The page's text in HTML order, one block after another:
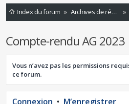
Index du forum Archives de réunions
Compte-rendu AG 2023
Vous n’avez pas les permissions
ce forum.
Connexion • M’enregistrer